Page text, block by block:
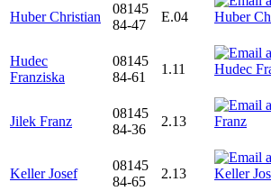
Huber Christian
08145
84-47
E.04
Hudec
Franziska
08145
84-61
1.11
Jilek Franz
08145
84-36
2.13
Keller Josef
08145
84-65
2.13